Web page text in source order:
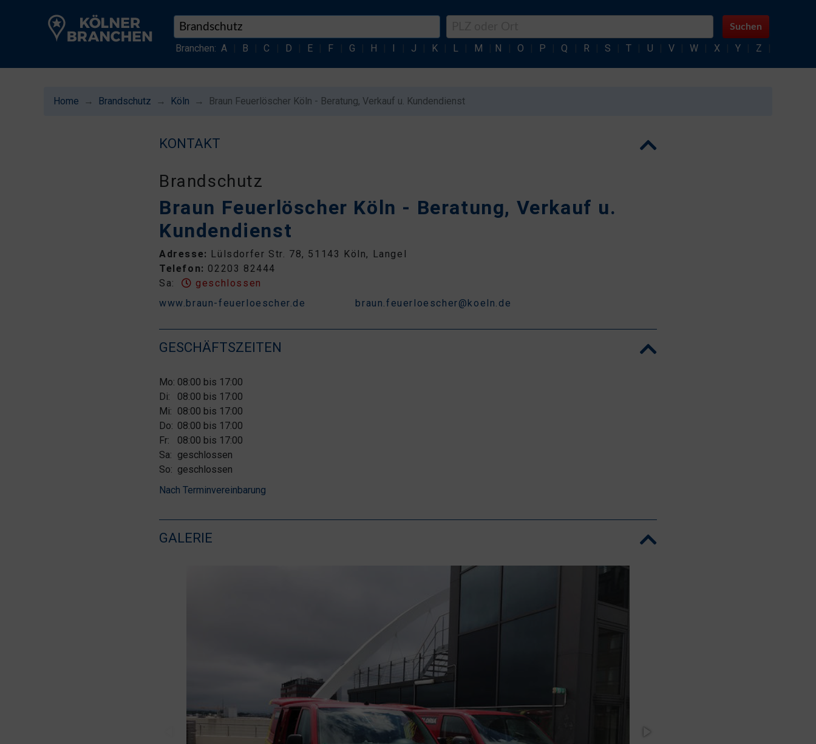
Suchen
Branchen: A B C D E F G H I J K L M N O P Q R S T U V W X Y Z
Home Brandschutz Köln Braun Feuerlöscher Köln - Beratung, Verkauf u. Kundendienst
KONTAKT
Brandschutz
Braun Feuerlöscher Köln - Beratung, Verkauf u.
Kundendienst
Adresse: Lülsdorfer Str. 78, 51143 Köln, Langel
Telefon: 02203 82444
Sa:
geschlossen
www.braun-feuerloescher.de
braun.feuerloescher@koeln.de
GESCHÄFTSZEITEN
Mo: 08:00 bis 17:00
Di:
08:00 bis 17:00
Mi: 08:00 bis 17:00
Do: 08:00 bis 17:00
Fr:
08:00 bis 17:00
Sa: geschlossen
So: geschlossen
Nach Terminvereinbarung
GALERIE